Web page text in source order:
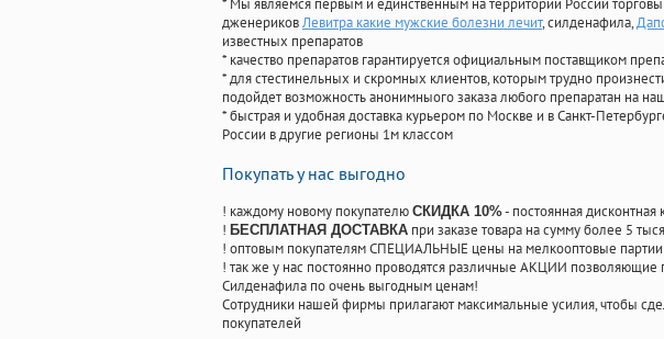
* Мы являемся первым и единственным на территории России
дженериковЛевитра какие мужские болезни лечит, силденафила,
известных препаратов
* качество препаратов гарантируется официальным поставщиком
* для стестинельных и скромных клиентов, которым трудно
подойдет возможность анонимныого заказа любого препаратан на
* быстрая и удобная доставка курьером по Москве и в Санкт-
России в другие регионы 1м классом
Покупать у нас выгодно
! каждому новому покупателю СКИДКА 10%- постоянная
! БЕСПЛАТНАЯ ДОСТАВКА при заказе товара на сумму более 5
! оптовым покупателям СПЕЦИАЛЬНЫЕ цены на мелкооптовые партии
! так же у нас постоянно проводятся различные АКЦИИ позволяющие
Силденафила по очень выгодным ценам!
Cотрудники нашей фирмы прилагают максимальные усилия, чтобы
покупателей